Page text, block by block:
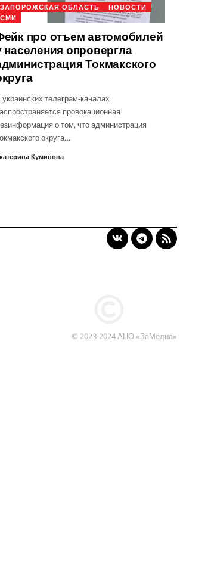
ЗАПОРОЖСКАЯ ОБЛАСТЬ
НОВОСТИ
СМИ
про отъем автомобилей
населения опровергла
Токмакского
украинских телеграм-каналах
провокационная
о том, что администрация
округа…
Куминова
© 2023-2024 АНО «ЗаМедиа»